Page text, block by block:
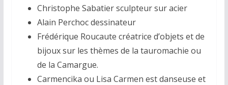
Christophe Sabatier sculpteur sur acier
Alain Perchoc dessinateur
Frédérique Roucaute créatrice d’objets et de
bijoux sur les thèmes de la tauromachie ou
de la Camargue.
Carmencika ou Lisa Carmen est danseuse et